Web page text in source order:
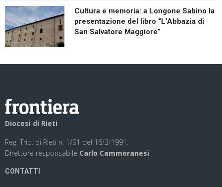
Cultura e memoria: a Longone Sabino la
presentazione del libro “L’Abbazia di
San Salvatore Maggiore”
Diocesi di Rieti
Reg. Trib. di Rieti n. 1/91 del 16/3/1991.
Direttore responsabile Carlo Cammoranesi
CONTATTI